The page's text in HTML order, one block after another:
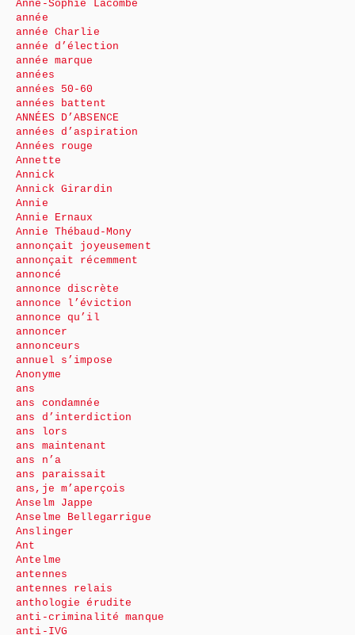
Anne-Sophie Lacombe
année
année Charlie
année d’élection
année marque
années
années 50-60
années battent
ANNÉES D’ABSENCE
années d’aspiration
Années rouge
Annette
Annick
Annick Girardin
Annie
Annie Ernaux
Annie Thébaud-Mony
annonçait joyeusement
annonçait récemment
annoncé
annonce discrète
annonce l’éviction
annonce qu’il
annoncer
annonceurs
annuel s’impose
Anonyme
ans
ans condamnée
ans d’interdiction
ans lors
ans maintenant
ans n’a
ans paraissait
ans,je m’aperçois
Anselm Jappe
Anselme Bellegarrigue
Anslinger
Ant
Antelme
antennes
antennes relais
anthologie érudite
anti-criminalité manque
anti-IVG